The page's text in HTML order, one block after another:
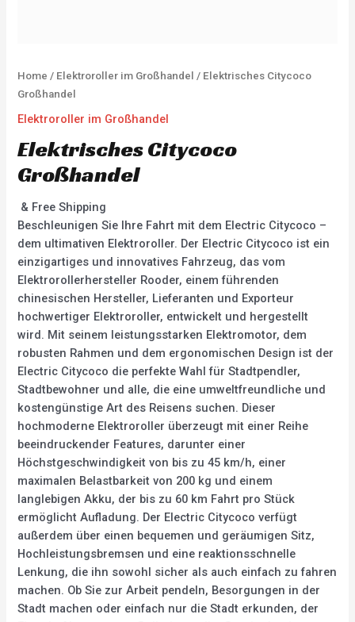
Home / Elektroroller im Großhandel / Elektrisches Citycoco
Großhandel
Elektroroller im Großhandel
Elektrisches Citycoco
Großhandel
& Free Shipping
Beschleunigen Sie Ihre Fahrt mit dem Electric Citycoco –
dem ultimativen Elektroroller. Der Electric Citycoco ist ein
einzigartiges und innovatives Fahrzeug, das vom
Elektrorollerhersteller Rooder, einem führenden
chinesischen Hersteller, Lieferanten und Exporteur
hochwertiger Elektroroller, entwickelt und hergestellt
wird. Mit seinem leistungsstarken Elektromotor, dem
robusten Rahmen und dem ergonomischen Design ist der
Electric Citycoco die perfekte Wahl für Stadtpendler,
Stadtbewohner und alle, die eine umweltfreundliche und
kostengünstige Art des Reisens suchen. Dieser
hochmoderne Elektroroller überzeugt mit einer Reihe
beeindruckender Features, darunter einer
Höchstgeschwindigkeit von bis zu 45 km/h, einer
maximalen Belastbarkeit von 200 kg und einem
langlebigen Akku, der bis zu 60 km Fahrt pro Stück
ermöglicht Aufladung. Der Electric Citycoco verfügt
außerdem über einen bequemen und geräumigen Sitz,
Hochleistungsbremsen und eine reaktionsschnelle
Lenkung, die ihn sowohl sicher als auch einfach zu fahren
machen. Ob Sie zur Arbeit pendeln, Besorgungen in der
Stadt machen oder einfach nur die Stadt erkunden, der